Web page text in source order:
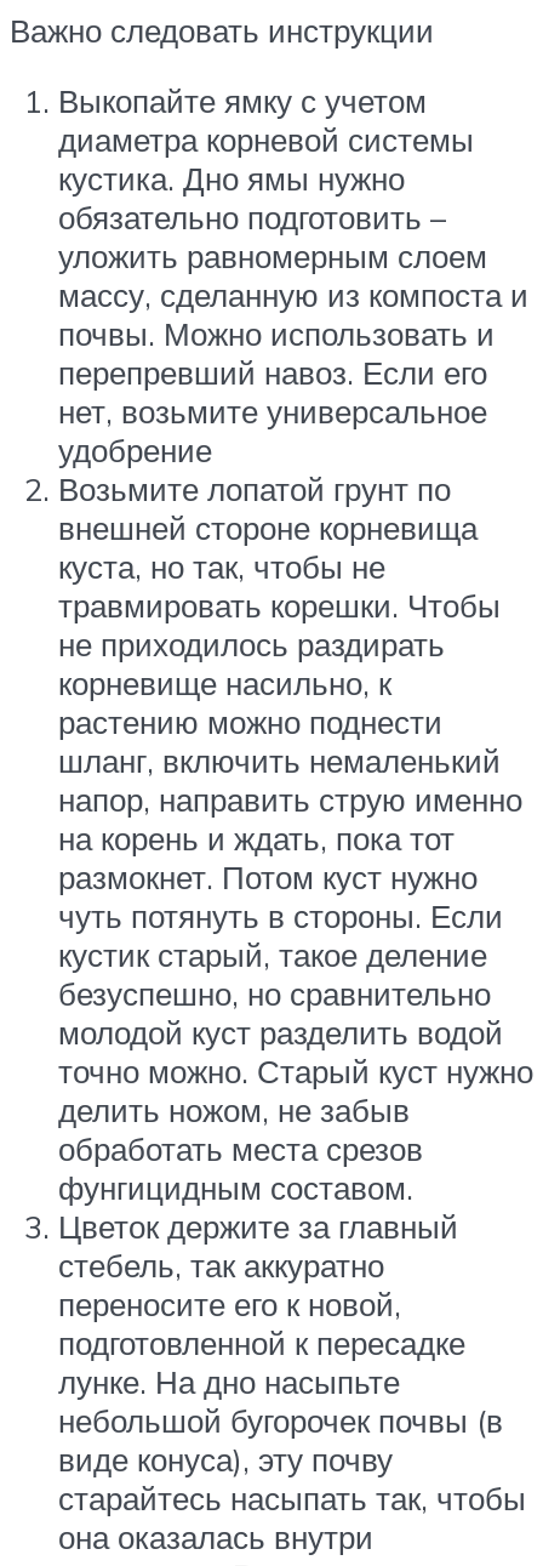
Важно следовать инструкции
Выкопайте ямку с учетом
диаметра корневой системы
кустика. Дно ямы нужно
обязательно подготовить –
уложить равномерным слоем
массу, сделанную из компоста и
почвы. Можно использовать и
перепревший навоз. Если его
нет, возьмите универсальное
удобрение
Возьмите лопатой грунт по
внешней стороне корневища
куста, но так, чтобы не
травмировать корешки. Чтобы
не приходилось раздирать
корневище насильно, к
растению можно поднести
шланг, включить немаленький
напор, направить струю именно
на корень и ждать, пока тот
размокнет. Потом куст нужно
чуть потянуть в стороны. Если
кустик старый, такое деление
безуспешно, но сравнительно
молодой куст разделить водой
точно можно. Старый куст нужно
делить ножом, не забыв
обработать места срезов
фунгицидным составом.
Цветок держите за главный
стебель, так аккуратно
переносите его к новой,
подготовленной к пересадке
лунке. На дно насыпьте
небольшой бугорочек почвы (в
виде конуса), эту почву
старайтесь насыпать так, чтобы
она оказалась внутри